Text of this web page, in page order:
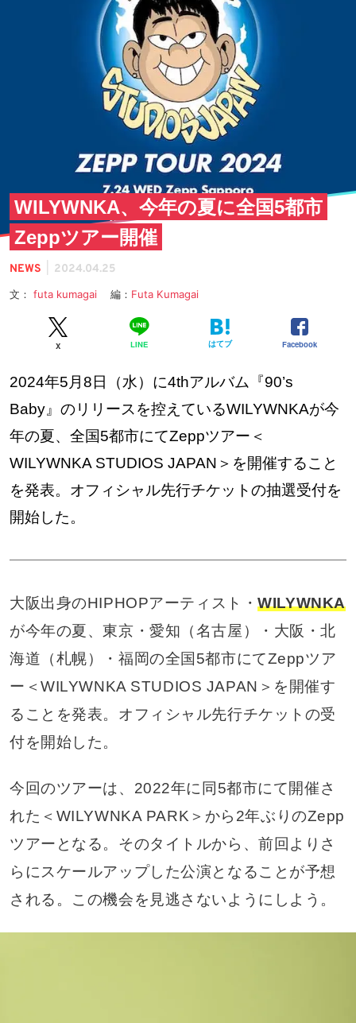
WILYWNKA、今年の夏に全国5都市
Zeppツアー開催
NEWS 2024.04.25
文： futa kumagai 編： Futa Kumagai
X LINE はてブ Facebook
2024年5月8日（水）に4thアルバム『90’s
Baby』のリリースを控えているWILYWNKAが今
年の夏、全国5都市にてZeppツアー＜
WILYWNKA STUDIOS JAPAN＞を開催すること
を発表。オフィシャル先行チケットの抽選受付を
開始した。
大阪出身のHIPHOPアーティスト・WILYWNKA
が今年の夏、東京・愛知（名古屋）・大阪・北
海道（札幌）・福岡の全国5都市にてZeppツア
ー＜WILYWNKA STUDIOS JAPAN＞を開催す
ることを発表。オフィシャル先行チケットの受
付を開始した。
今回のツアーは、2022年に同5都市にて開催さ
れた＜WILYWNKA PARK＞から2年ぶりのZepp
ツアーとなる。そのタイトルから、前回よりさ
らにスケールアップした公演となることが予想
される。この機会を見逃さないようにしよう。